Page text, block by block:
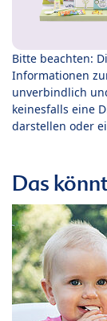
Bitte beachten:
Informationen
unverbindlich
keinesfalls eine
darstellen oder
Das